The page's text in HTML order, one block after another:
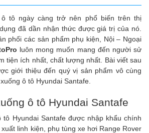
ô tôngày càng trở nên phổ biến trên thị
đã dần nhận thức được giá trị của nó.
phối các sản phẩm phụ kiện, Nội – Ngoại
luôn mong muốn mang đến người sử
tiện ích nhất, chất lượng nhất. Bài viết sau
giới thiệu đến quý vị sản phẩm vô cùng
ô tô Hyundai Santafe.
ô tô Hyundai Santafe
tô Hyundai Santafe được nhập khẩu chính
linh kiện, phụ tùng xe hơi Range Rover